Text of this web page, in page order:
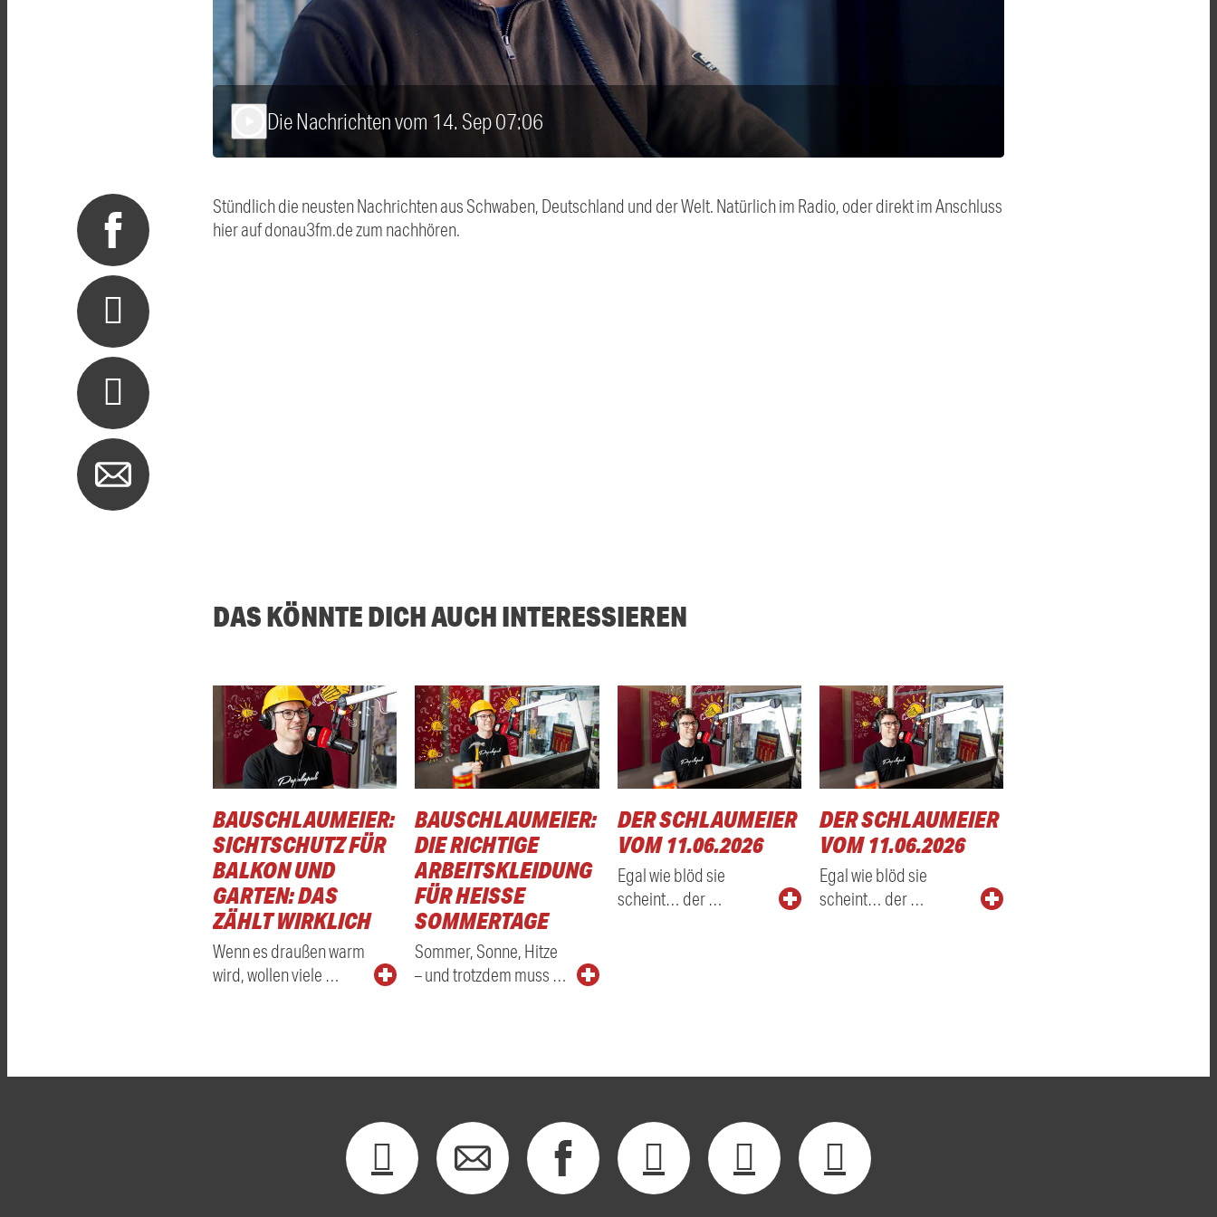
Die Nachrichten vom 14. Sep 07:06
Stündlich die neusten Nachrichten aus Schwaben, Deutschland und der Welt. Natürlich im Radio, oder direkt im Anschluss
hier auf donau3fm.de zum nachhören.
DAS KÖNNTE DICH AUCH INTERESSIEREN
BAUSCHLAUMEIER:
SICHTSCHUTZ FÜR
BALKON UND
GARTEN: DAS
ZÄHLT WIRKLICH
Wenn es draußen warm
wird, wollen viele …
BAUSCHLAUMEIER:
DIE RICHTIGE
ARBEITSKLEIDUNG
FÜR HEISSE S
OMMERTAGE
Sommer, Sonne, Hitze
– und trotzdem muss …
DER SCHLAUMEIER
VOM 11.06.2026
Egal wie blöd sie
scheint… der …
DER SCHLAUMEIER
VOM 11.06.2026
Egal wie blöd sie
scheint… der …